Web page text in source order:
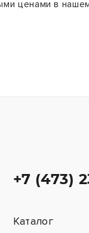
ценами в
+7 (473)
Каталог